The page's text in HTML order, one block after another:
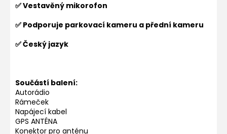
✅ Vestavěný mikorofon
✅ Podporuje parkovací kameru a přední kameru
✅ Český jazyk
Součástí balení:
Autorádio
Rámeček
Napájecí kabel
GPS ANTÉNA
Konektor pro anténu